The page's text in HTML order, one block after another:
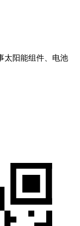
太阳能组件、电池